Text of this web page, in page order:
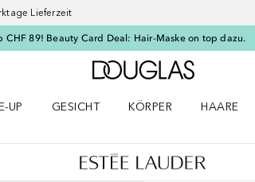
Lieferzeit
CHF 89! Beauty Card Deal: Hair-Maske on top dazu.
Zur
UP
GESICHT
KÖRPER
HAARE